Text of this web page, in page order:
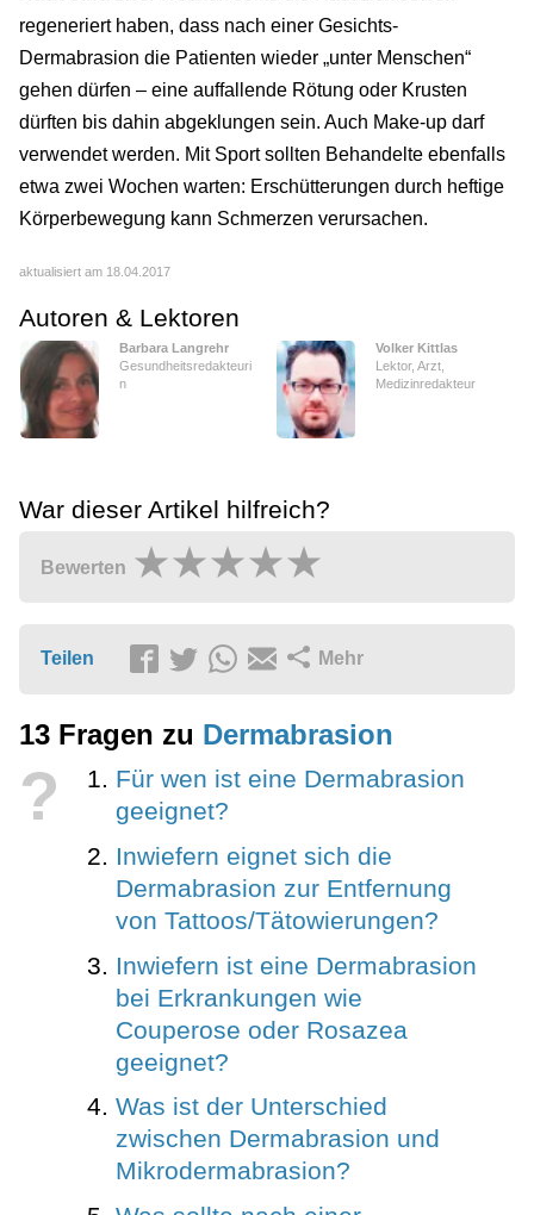
regeneriert haben, dass nach einer Gesichts-
Dermabrasion die Patienten wieder „unter Menschen“
gehen dürfen – eine auffallende Rötung oder Krusten
dürften bis dahin abgeklungen sein. Auch Make-up darf
verwendet werden. Mit Sport sollten Behandelte ebenfalls
etwa zwei Wochen warten: Erschütterungen durch heftige
Körperbewegung kann Schmerzen verursachen.
aktualisiert am 18.04.2017
Autoren & Lektoren
Barbara Langrehr
Gesundheitsredakteuri
n
Volker Kittlas
Lektor, Arzt,
Medizinredakteur
War dieser Artikel hilfreich?
Bewerten
Teilen Mehr
13 Fragen zu Dermabrasion
?
Für wen ist eine Dermabrasion
geeignet?
Inwiefern eignet sich die
Dermabrasion zur Entfernung
von Tattoos/Tätowierungen?
Inwiefern ist eine Dermabrasion
bei Erkrankungen wie
Couperose oder Rosazea
geeignet?
Was ist der Unterschied
zwischen Dermabrasion und
Mikrodermabrasion?